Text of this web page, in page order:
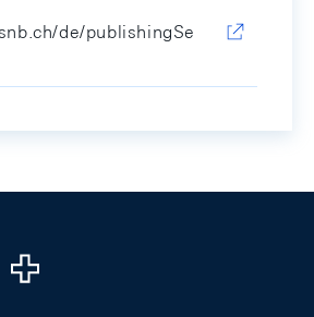
de/publishingSe
company/swiss-national-
@swissnationalbank